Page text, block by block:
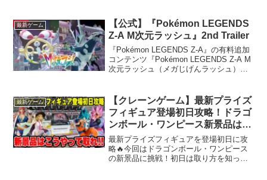
最新ゲーム
【公式】『Pokémon LEGENDS
Z-A M次元ラッシュ』2nd Trailer
『Pokémon LEGENDS Z-A』の有料追加
コンテンツ『Pokémon LEGENDS Z-A M
次元ラッシュ（メガじげんラッシュ）』
たずらポケモン・フーパ...
最新ゲーム
【クレーンゲーム】最新プライズ
フィギュア登場初日攻略！ドラゴ
ンボール・ワンピース新景品はこ
うやって取れ！
最新プライズフィギュアを登場初日に攻
略🔥今回はドラゴンボール・ワンピース
の新景品に挑戦！初日は取り方を知って